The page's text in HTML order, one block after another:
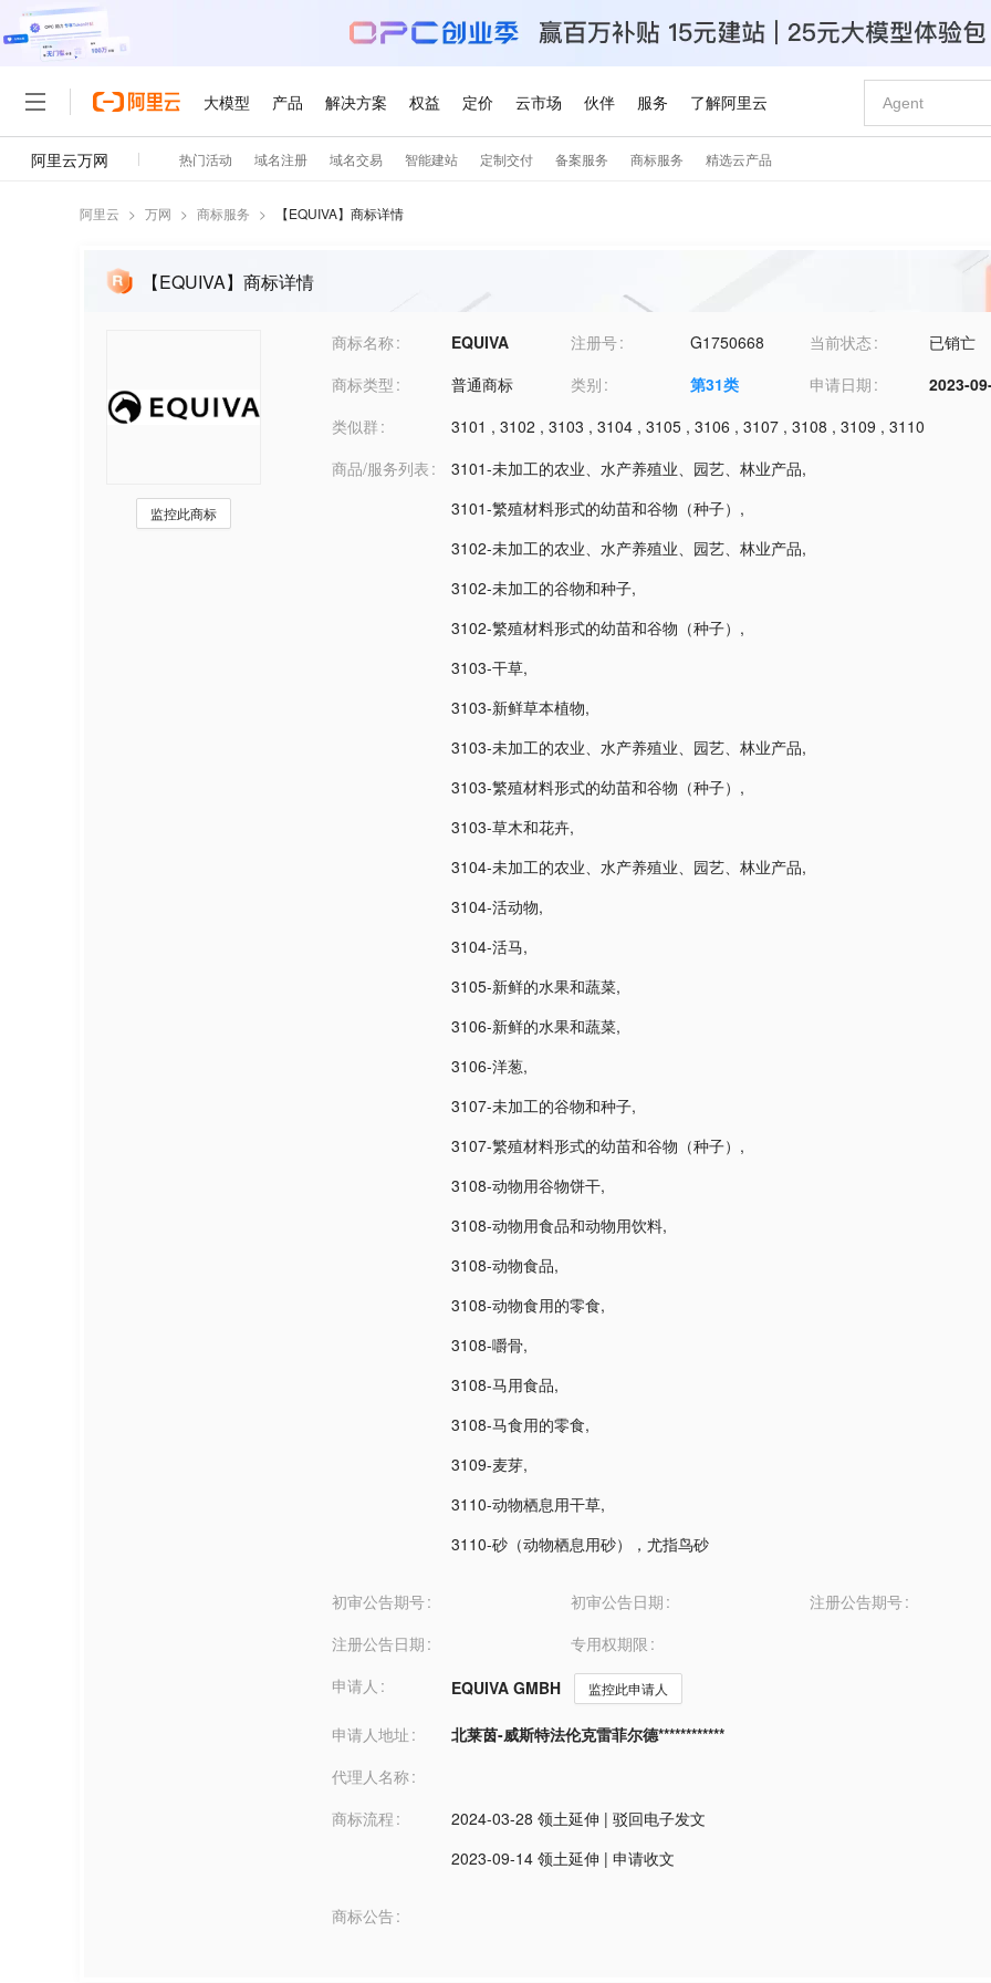
阿里云 > 万网 > 商标服务 > 【EQUIVA】商标详情
【EQUIVA】商标详情
监控此商标
商标名称 EQUIVA 注册号 G1750668 当前状态
已销亡
商标类型
普通商标 类别 第31类 申请日期
2023-
类似群
3101 , 3102 , 3103 , 3104 , 3105 , 3106 , 3107 , 3108 , 3109 , 3110
商品/服务列表
3101-未加工的农业、水产养殖业、园艺、林业产品,
3101-繁殖材料形式的幼苗和谷物（种子） ,
3102-未加工的农业、水产养殖业、园艺、林业产品,
3102-未加工的谷物和种子,
3102-繁殖材料形式的幼苗和谷物（种子） ,
3103-干草,
3103-新鲜草本植物,
3103-未加工的农业、水产养殖业、园艺、林业产品,
3103-繁殖材料形式的幼苗和谷物（种子） ,
3103-草木和花卉,
3104-未加工的农业、水产养殖业、园艺、林业产品,
3104-活动物,
3104-活马,
3105-新鲜的水果和蔬菜,
3106-新鲜的水果和蔬菜,
3106-洋葱,
3107-未加工的谷物和种子,
3107-繁殖材料形式的幼苗和谷物（种子） ,
3108-动物用谷物饼干,
3108-动物用食品和动物用饮料,
3108-动物食品,
3108-动物食用的零食,
3108-嚼骨,
3108-马用食品,
3108-马食用的零食,
3109-麦芽,
3110-动物栖息用干草,
3110-砂（动物栖息用砂），尤指鸟砂
初审公告期号 初审公告日期
注册公告期号
注册公告日期
专用权期限
申请人
EQUIVA GMBH 监控此申请人
申请人地址
北莱茵-威斯特法伦克雷菲尔德************
代理人名称
商标流程
2024-03-28 领土延伸 | 驳回电子发文
2023-09-14 领土延伸 | 申请收文
商标公告